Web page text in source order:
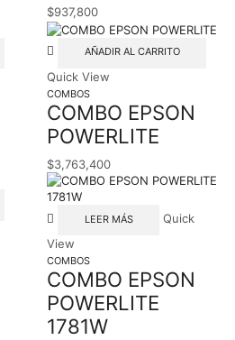
$937,800
AÑADIR AL CARRITO
Quick View
COMBOS
COMBO EPSON
POWERLITE
$3,763,400
LEER MÁS
Quick
View
COMBOS
COMBO EPSON
POWERLITE
1781W